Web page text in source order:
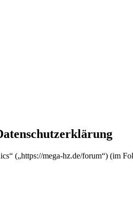
(„https://mega-hz.de/forum“) (im